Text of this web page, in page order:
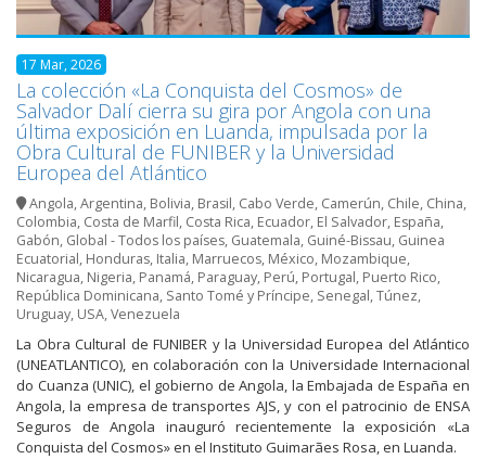
17 Mar, 2026
La colección «La Conquista del Cosmos» de
Salvador Dalí cierra su gira por Angola con una
última exposición en Luanda, impulsada por la
Obra Cultural de FUNIBER y la Universidad
Europea del Atlántico
Angola,Argentina, Bolivia, Brasil, Cabo Verde, Camerún, Chile, China,
Colombia, Costa de Marfil, Costa Rica, Ecuador, El Salvador, España,
Gabón, Global - Todos los países, Guatemala, Guiné-Bissau, Guinea
Ecuatorial, Honduras, Italia, Marruecos, México, Mozambique,
Nicaragua, Nigeria, Panamá, Paraguay, Perú, Portugal, Puerto Rico,
República Dominicana, Santo Tomé y Príncipe, Senegal,Túnez,
Uruguay, USA,Venezuela
La Obra Cultural de FUNIBER y la Universidad Europea del Atlántico
(UNEATLANTICO), en colaboración con la Universidade Internacional
do Cuanza (UNIC), el gobierno de Angola, la Embajada de España en
Angola, la empresa de transportes AJS, y con el patrocinio de ENSA
Seguros de Angola inauguró recientemente la exposición «La
Conquista del Cosmos» en el Instituto Guimarães Rosa, en Luanda.